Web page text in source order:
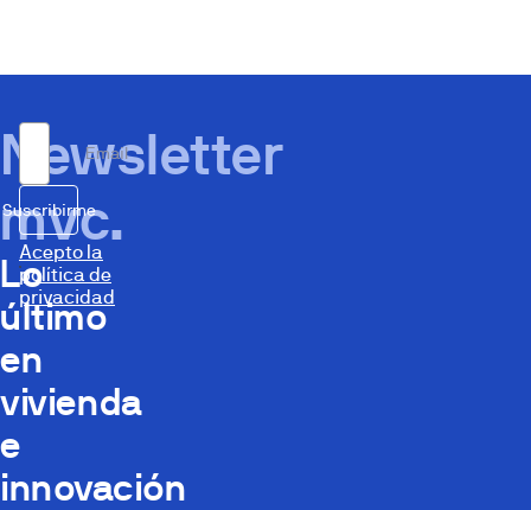
Newsletter
mvc.
Lo
último
en
vivienda
e
innovación
Email
Suscribirme
Acepto la
política de
privacidad